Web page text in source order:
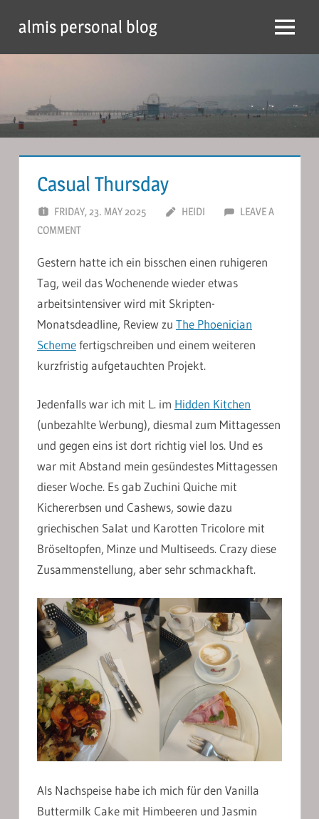
content
almis personal blog Menu
Casual Thursday
FRIDAY, 23. MAY 2025 HEIDI
LEAVE A
COMMENT
Gestern hatte ich ein bisschen einen ruhigeren
Tag, weil das Wochenende wieder etwas
arbeitsintensiver wird mit Skripten-
Monatsdeadline, Review zu The Phoenician
Schemefertigschreiben und einem weiteren
kurzfristig aufgetauchten Projekt.
Jedenfalls war ich mit L. im Hidden Kitchen
(unbezahlte Werbung), diesmal zum Mittagessen
und gegen eins ist dort richtig viel los. Und es
war mit Abstand mein gesündestes Mittagessen
dieser Woche. Es gab Zuchini Quiche mit
Kichererbsen und Cashews, sowie dazu
griechischen Salat und Karotten Tricolore mit
Bröseltopfen, Minze und Multiseeds. Crazy diese
Zusammenstellung, aber sehr schmackhaft.
Als Nachspeise habe ich mich für den Vanilla
Buttermilk Cake mit Himbeeren und Jasmin